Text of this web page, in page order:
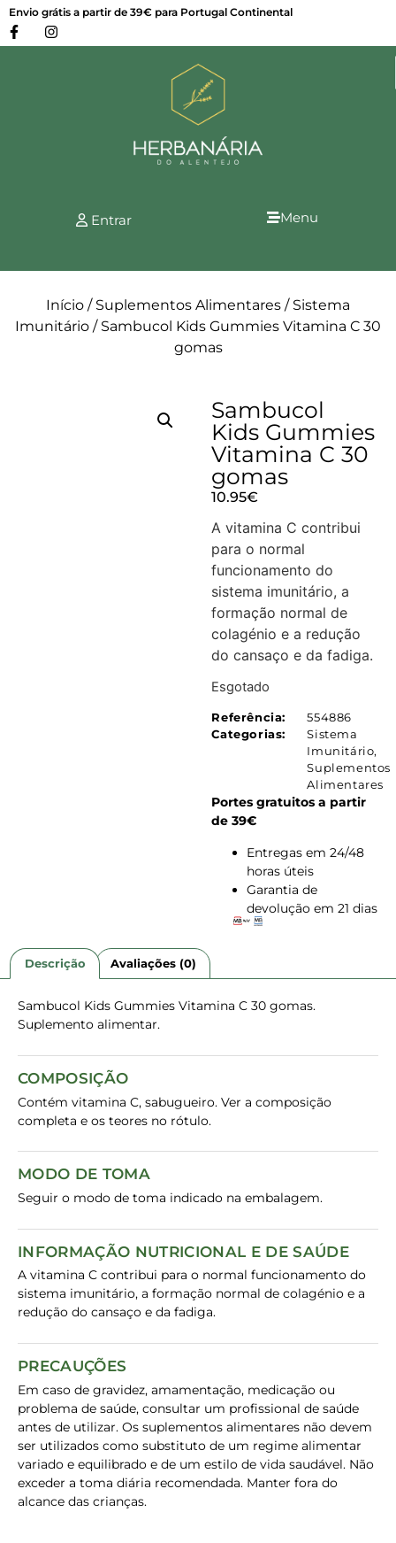
Envio grátis a partir de 39€ para Portugal Continental
Entrar Menu
Início / Suplementos Alimentares / Sistema
Imunitário / Sambucol Kids Gummies Vitamina C 30
gomas
Sambucol
Kids Gummies
Vitamina C 30
gomas
10.95€
A vitamina C contribui
para o normal
funcionamento do
sistema imunitário, a
formação normal de
colagénio e a redução
do cansaço e da fadiga.
Esgotado
Referência:
554886
Categorias:
Sistema
Imunitário,
Suplementos
Alimentares
Portes gratuitos a partir
de 39€
Entregas em 24/48
horas úteis
Garantia de
devolução em 21 dias
Descrição Avaliações (0)
Sambucol Kids Gummies Vitamina C 30 gomas.
Suplemento alimentar.
COMPOSIÇÃO
Contém vitamina C, sabugueiro. Ver a composição
completa e os teores no rótulo.
MODO DE TOMA
Seguir o modo de toma indicado na embalagem.
INFORMAÇÃO NUTRICIONAL E DE SAÚDE
A vitamina C contribui para o normal funcionamento do
sistema imunitário, a formação normal de colagénio e a
redução do cansaço e da fadiga.
PRECAUÇÕES
Em caso de gravidez, amamentação, medicação ou
problema de saúde, consultar um profissional de saúde
antes de utilizar. Os suplementos alimentares não devem
ser utilizados como substituto de um regime alimentar
variado e equilibrado e de um estilo de vida saudável. Não
exceder a toma diária recomendada. Manter fora do
alcance das crianças.